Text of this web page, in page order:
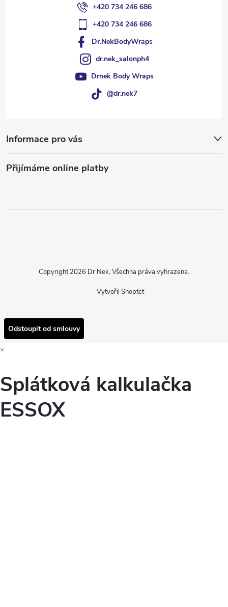
+420 734 246 686
+420 734 246 686
Dr.NekBodyWraps
dr.nek_salonph4
Drnek Body Wraps
@dr.nek7
Informace pro vás
Přijímáme online platby
Vytvořil Shoptet
Copyright 2026 Dr Nek. Všechna práva vyhrazena.
Odstoupit od smlouvy
×
Splátková kalkulačka
ESSOX